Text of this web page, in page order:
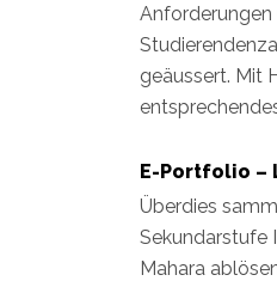
Anforderungen
geäussert. Mit
E-Portfolio –
Überdies
Sekundarstufe
Mahara